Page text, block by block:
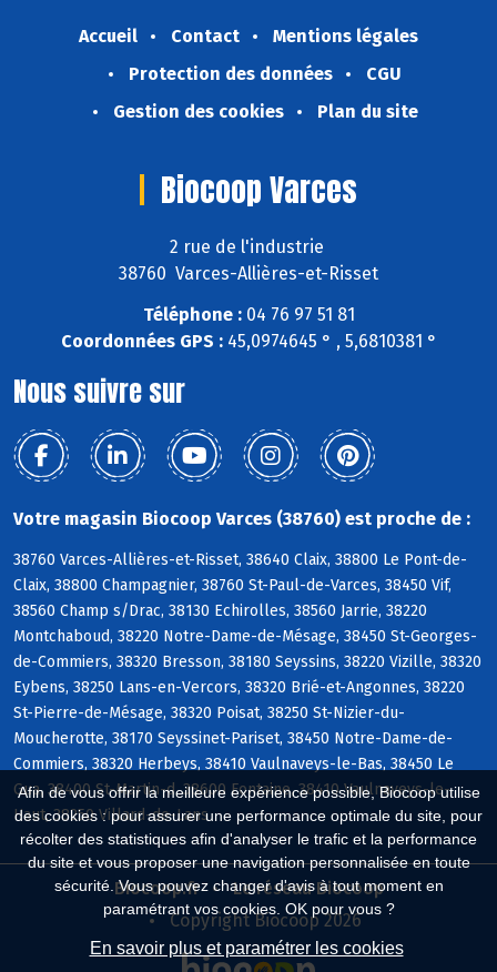
Afin de vous offrir la meilleure expérience possible, Biocoop utilise
des cookies : pour assurer une performance optimale du site, pour
récolter des statistiques afin d'analyser le trafic et la performance
du site et vous proposer une navigation personnalisée en toute
sécurité. Vous pouvez changer d'avis à tout moment en
paramétrant vos cookies. OK pour vous ?
En savoir plus et paramétrer les cookies
Accueil Contact
Mentions légales
Protection des données
CGU
Gestion des cookies
Plan du site
Biocoop Varces
2 rue de l'industrie
38760 Varces-Allières-et-Risset
Téléphone :04 76 97 51 81
Coordonnées GPS :45,0974645 ° , 5,6810381 °
Nous suivre sur
Votre magasin Biocoop Varces (38760) est proche de :
38760 Varces-Allières-et-Risset, 38640 Claix, 38800 Le Pont-de-
Claix, 38800 Champagnier, 38760 St-Paul-de-Varces, 38450 Vif,
38560 Champ s/Drac, 38130 Echirolles, 38560 Jarrie, 38220
Montchaboud, 38220 Notre-Dame-de-Mésage, 38450 St-Georges-
de-Commiers, 38320 Bresson, 38180 Seyssins, 38220 Vizille, 38320
Eybens, 38250 Lans-en-Vercors, 38320 Brié-et-Angonnes, 38220
St-Pierre-de-Mésage, 38320 Poisat, 38250 St-Nizier-du-
Moucherotte, 38170 Seyssinet-Pariset, 38450 Notre-Dame-de-
Commiers, 38320 Herbeys, 38410 Vaulnaveys-le-Bas, 38450 Le
Gua, 38400 St-Martin-d, 38600 Fontaine, 38410 Vaulnaveys-le-
Haut, 38250 Villard-de-Lans
Biocoop.fr
Le réseau Biocoop
Copyright Biocoop 2026